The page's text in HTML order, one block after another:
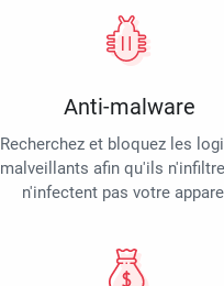
Anti-malware
Recherchez et bloquez les
malveillants afin qu'ils
n'infectent pas votre